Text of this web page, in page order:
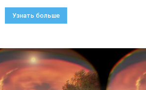
Узнать больше